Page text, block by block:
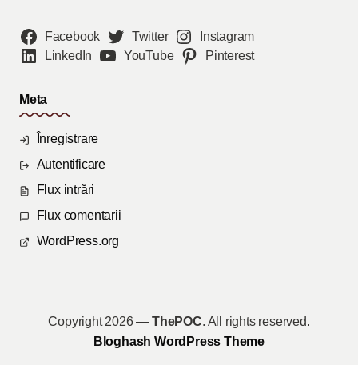
Facebook Twitter
Instagram
LinkedIn
YouTube Pinterest
Meta
Înregistrare
Autentificare
Flux intrări
Flux comentarii
WordPress.org
Copyright 2026 —ThePOC. All rights reserved.
Bloghash WordPress Theme